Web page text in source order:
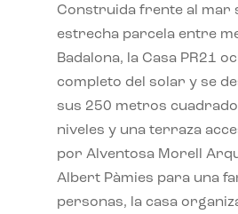
Construida frente al mar
estrecha parcela entre
Badalona, la Casa PR21
completo del solar y se
sus 250 metros
niveles y una terraza
por Alventosa Morell
Albert Pàmies para una
personas, la casa